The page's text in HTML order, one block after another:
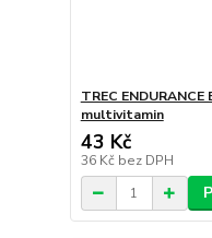
TREC
multivitamin
43 Kč
36 Kč bez DPH